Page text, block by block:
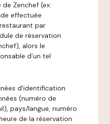
Zenchef (ex:
effectuée
par
de réservation
alors le
d’un tel
d'identification
(numéro de
pays/langue, numéro
de la réservation